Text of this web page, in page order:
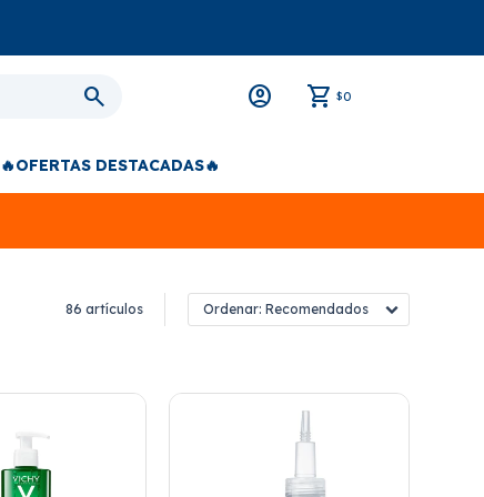
$0
🔥OFERTAS DESTACADAS🔥
86 artículos Recomendados